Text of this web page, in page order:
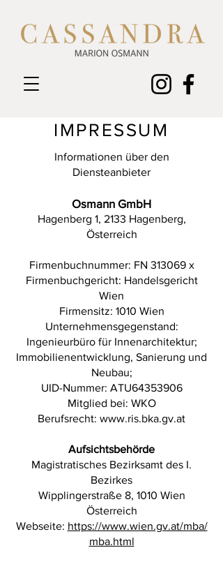
IMPRESSUM
Informationen über den
Diensteanbieter
Osmann GmbH
Hagenberg 1, 2133 Hagenberg,
Österreich
Firmenbuchnummer: FN 313069 x
Firmenbuchgericht: Handelsgericht
Wien
Firmensitz: 1010 Wien
Unternehmensgegenstand:
Ingenieurbüro für Innenarchitektur;
Immobilienentwicklung, Sanierung und
Neubau;
UID-Nummer: ATU64353906
Mitglied bei: WKO
Berufsrecht: www.ris.bka.gv.at
Aufsichtsbehörde
Magistratisches Bezirksamt des I.
Bezirkes
Wipplingerstraße 8, 1010 Wien
Österreich
Webseite: https://www.wien.gv.at/mba/
mba.html